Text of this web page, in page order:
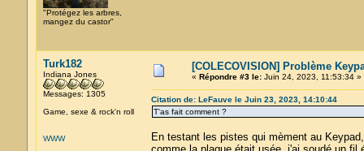
"Protégez les arbres,
mangez du castor"
Turk182
Indiana Jones
Messages: 1305
Game, sexe & rock'n roll
WWW
[COLECOVISION] Problème
« Répondre #3 le:Juin 24, 2023, 11:53:34 »
Citation de: LeFauve le Juin 23, 2023, 14:10:44
T'as fait comment ?
En testant les pistes qui mèment au